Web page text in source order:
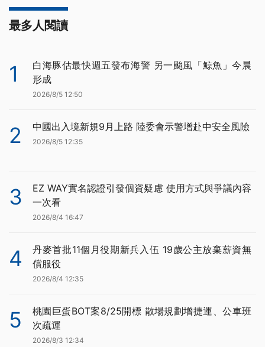
最多人閱讀
1
白海豚估最快週五發布海警 另一颱風「鯨魚」今晨
形成
2026/8/5 12:50
2 中國出入境新規9月上路 陸委會示警增赴中安全風險
2026/8/5 12:35
3
EZ WAY實名認證引發個資疑慮 使用方式與爭議內容
一次看
2026/8/4 16:47
4
丹麥首批11個月役期新兵入伍 19歲公主放棄薪資無
償服役
2026/8/4 12:35
5
桃園巨蛋BOT案8/25開標 散場規劃增捷運、公車班
次疏運
2026/8/3 12:34